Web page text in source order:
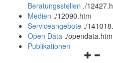
und
schließen
Beratungsstellen ./
Medien ./12090.htm
Serviceangebote ./
Open Data ./opendata.htm
Publikationen